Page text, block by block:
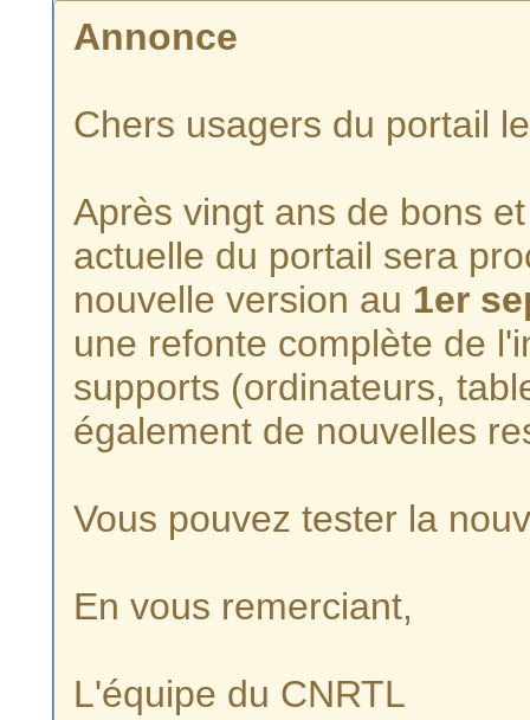
Annonce
Chers usagers du portail
Après vingt ans de bons
actuelle du portail sera
nouvelle version au 1er
une refonte complète de
supports (ordinateurs,
également de nouvelles
Vous pouvez tester la
En vous remerciant,
L'équipe du CNRTL